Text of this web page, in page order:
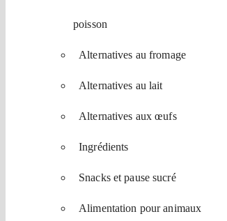
poisson
Alternatives au fromage
Alternatives au lait
Alternatives aux œufs
Ingrédients
Snacks et pause sucré
Alimentation pour animaux